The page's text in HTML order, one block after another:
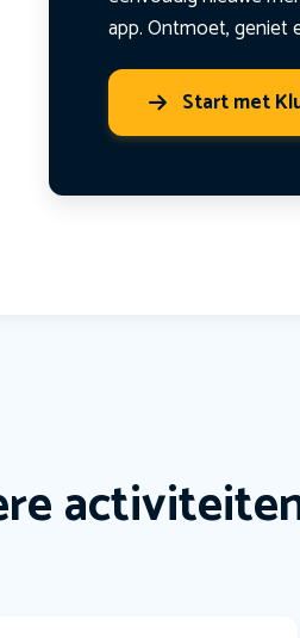
app. Ontmoet, geniet
Start met